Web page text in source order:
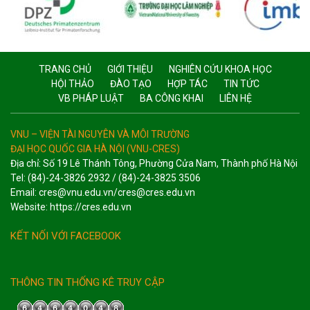
TRANG CHỦ GIỚI THIỆU
NGHIÊN CỨU KHOA HỌC
HỘI THẢO
ĐÀO TẠO HỢP TÁC
TIN TỨC
VB PHÁP LUẬT
BA CÔNG KHAI LIÊN HỆ
VNU – VIỆN TÀI NGUYÊN VÀ MÔI TRƯỜNG
ĐẠI HỌC QUỐC GIA HÀ NỘI (VNU-CRES)
Địa chỉ: Số 19 Lê Thánh Tông, Phường Cửa Nam, Thành phố Hà Nội
Tel: (84)-24-3826 2932 / (84)-24-3825 3506
Email: cres@vnu.edu.vn/cres@cres.edu.vn
Website: https://cres.edu.vn
KẾT NỐI VỚI FACEBOOK
THÔNG TIN THỐNG KÊ TRUY CẬP